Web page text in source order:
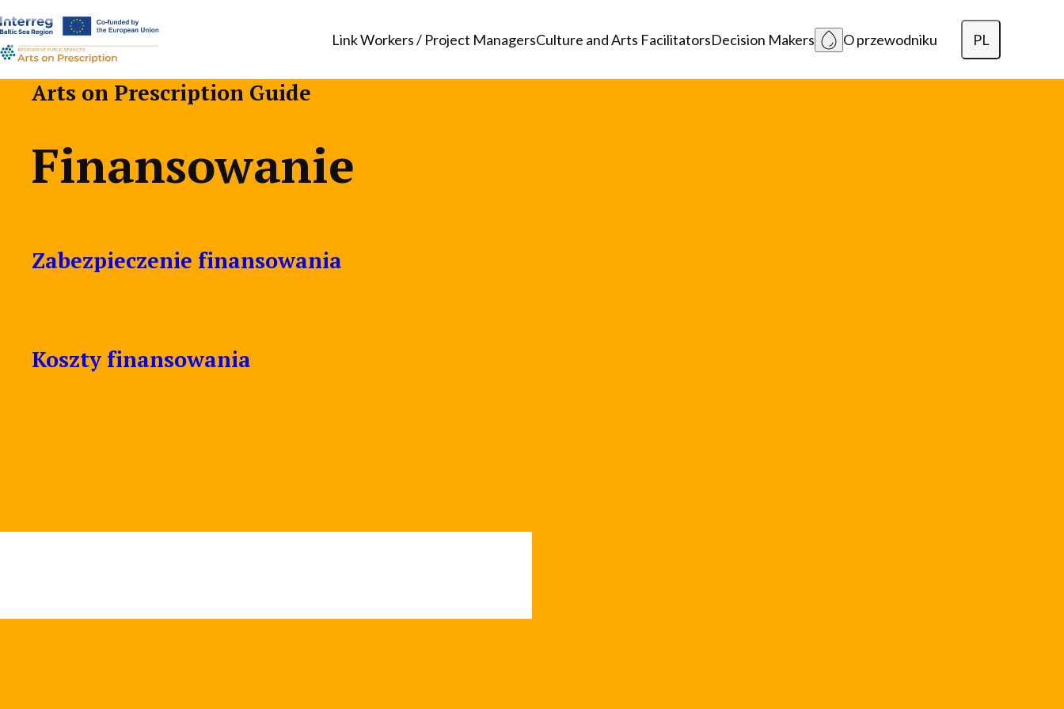
a- a+
Link Workers / Project ManagersCulture and Arts FacilitatorsDecision Makers O przewodniku PL
English
Arts on Prescription Guide
Finansowanie
Zabezpieczenie finansowania
Koszty finansowania